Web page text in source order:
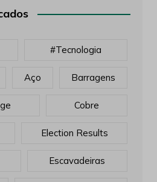
#tecnologia
Aço Barragens
Cobre
Election Results
Escavadeiras